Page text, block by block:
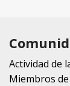
Actividad de
Miembros